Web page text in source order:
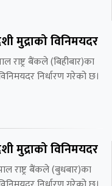
मुद्राको विनिमयदर
राष्ट्र बैंकले (बिहीबार)का
निर्धारण गरेको छ।
मुद्राको विनिमयदर
राष्ट्र बैंकले (बुधबार)का